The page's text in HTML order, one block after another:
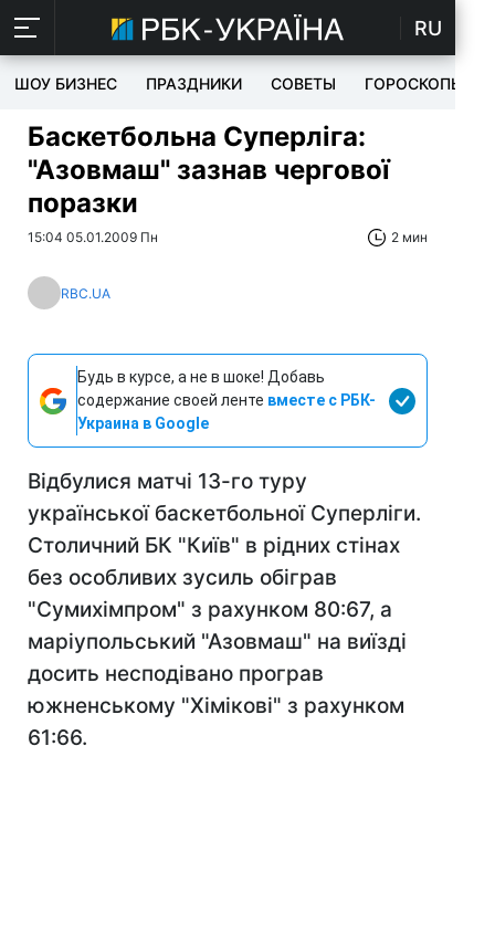
RU
ШОУ БИЗНЕС ПРАЗДНИКИ СОВЕТЫ ГОРОСКОПЫ
Баскетбольна Суперліга:
"Азовмаш" зазнав чергової
поразки
15:04 05.01.2009 Пн 2 мин
RBC.UA
Будь в курсе, а не в шоке! Добавь
содержание своей ленте вместе с РБК-
Украина в Google
Відбулися матчі 13-го туру
української баскетбольної Суперліги.
Столичний БК "Київ" в рідних стінах
без особливих зусиль обіграв
"Сумихімпром" з рахунком 80:67, а
маріупольський "Азовмаш" на виїзді
досить несподівано програв
южненському "Хімікові" з рахунком
61:66.